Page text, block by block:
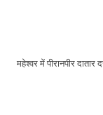
महेश्वर में पीरानपीर